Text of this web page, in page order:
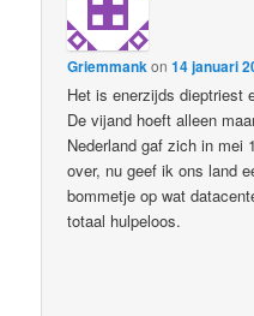
Griemmankon14 januari
Het is enerzijds dieptriest
De vijand hoeft alleen
Nederland gaf zich in mei
over, nu geef ik ons land
bommetje op wat
totaal hulpeloos.